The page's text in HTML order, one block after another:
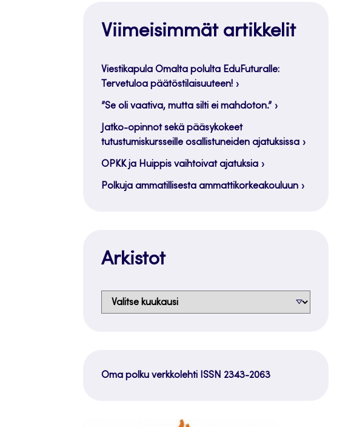
Viimeisimmät artikkelit
Viestikapula Omalta polulta EduFuturalle:
Tervetuloa päätöstilaisuuteen!
”Se oli vaativa, mutta silti ei mahdoton.”
Jatko-opinnot sekä pääsykokeet
tutustumiskursseille osallistuneiden ajatuksissa
OPKK ja Huippis vaihtoivat ajatuksia
Polkuja ammatillisesta ammattikorkeakouluun
Arkistot
Arkistot
Oma polku verkkolehti ISSN 2343-2063